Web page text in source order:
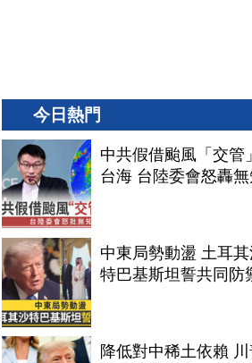
今日熱門
中共假借颱風「交管」
台海 台陸委會怒轟無
中東局勢動盪 土耳
特巴基斯坦誓共同防
降低對中稀土依賴